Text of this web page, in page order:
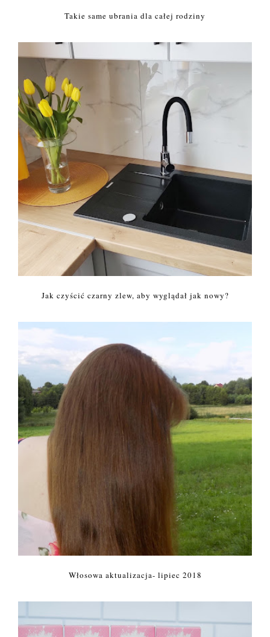
Takie same ubrania dla całej rodziny
Jak czyścić czarny zlew, aby wyglądał jak nowy?
Włosowa aktualizacja- lipiec 2018